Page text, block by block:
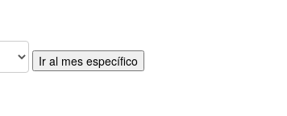
Ir al mes específico